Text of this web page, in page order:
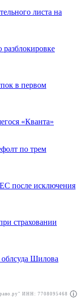
ИНН: 7708095468
листа на
в первом
«Кванта»
по трем
после исключения
страховании
Шилова